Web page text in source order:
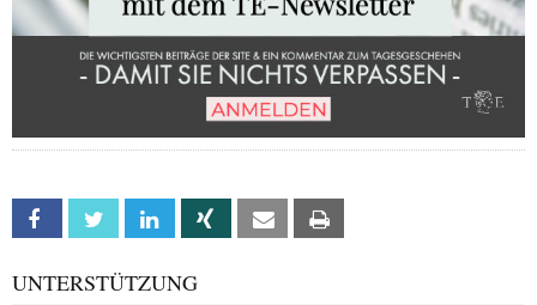
Facebook Twitter Linkedin Xing Email
UNTERSTÜTZUNG